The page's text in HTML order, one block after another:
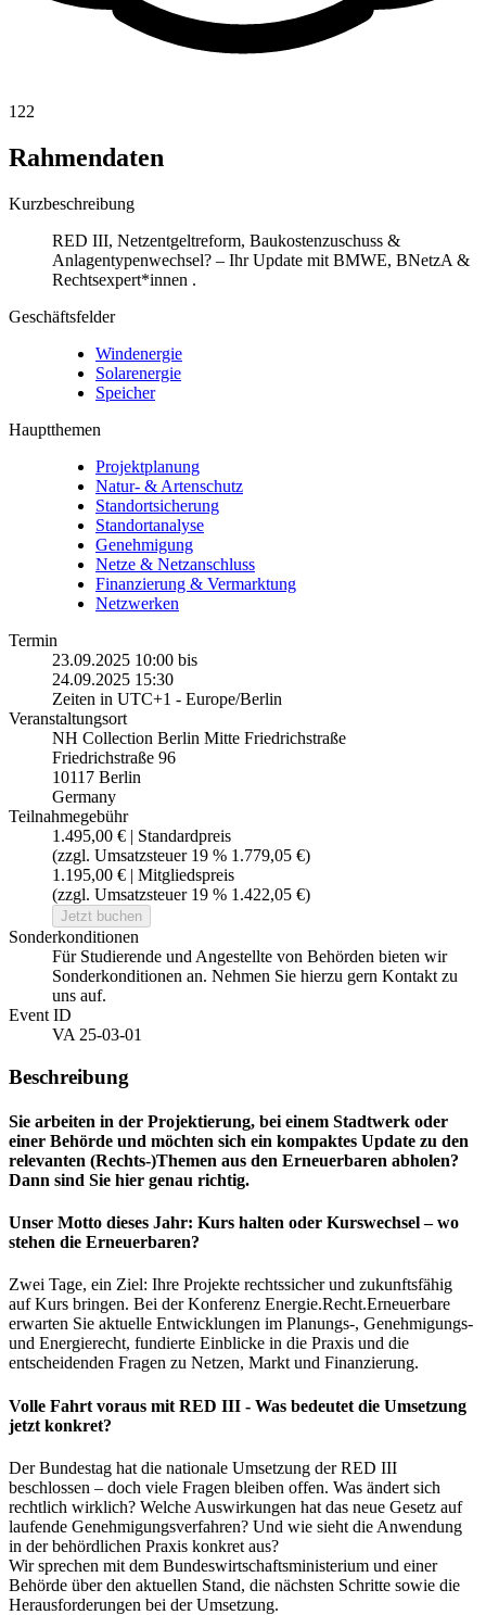
122
Rahmendaten
Kurzbeschreibung
RED III, Netzentgeltreform, Baukostenzuschuss &
Anlagentypenwechsel? – Ihr Update mit BMWE, BNetzA &
Rechtsexpert*innen .
Geschäftsfelder
Windenergie
Solarenergie
Speicher
Hauptthemen
Projektplanung
Natur- & Artenschutz
Standortsicherung
Standortanalyse
Genehmigung
Netze & Netzanschluss
Finanzierung & Vermarktung
Netzwerken
Termin
23.09.2025 10:00 bis
24.09.2025 15:30
Zeiten in UTC+1 - Europe/Berlin
Veranstaltungsort
NH Collection Berlin Mitte Friedrichstraße
Friedrichstraße 96
10117 Berlin
Germany
Teilnahmegebühr
1.495,00 € | Standardpreis
(zzgl. Umsatzsteuer 19 % 1.779,05 €)
1.195,00 € | Mitgliedspreis
(zzgl. Umsatzsteuer 19 % 1.422,05 €)
Jetzt buchen
Sonderkonditionen
Für Studierende und Angestellte von Behörden bieten wir
Sonderkonditionen an. Nehmen Sie hierzu gern Kontakt zu
uns auf.
Event ID
VA 25-03-01
Beschreibung
Sie arbeiten in der Projektierung, bei einem Stadtwerk oder
einer Behörde und möchten sich ein kompaktes Update zu den
relevanten (Rechts-)Themen aus den Erneuerbaren abholen?
Dann sind Sie hier genau richtig.
Unser Motto dieses Jahr: Kurs halten oder Kurswechsel – wo
stehen die Erneuerbaren?
Zwei Tage, ein Ziel: Ihre Projekte rechtssicher und zukunftsfähig
auf Kurs bringen. Bei der Konferenz Energie.Recht.Erneuerbare
erwarten Sie aktuelle Entwicklungen im Planungs-, Genehmigungs-
und Energierecht, fundierte Einblicke in die Praxis und die
entscheidenden Fragen zu Netzen, Markt und Finanzierung.
Volle Fahrt voraus mit RED III - Was bedeutet die Umsetzung
jetzt konkret?
Der Bundestag hat die nationale Umsetzung der RED III
beschlossen – doch viele Fragen bleiben offen. Was ändert sich
rechtlich wirklich? Welche Auswirkungen hat das neue Gesetz auf
laufende Genehmigungsverfahren? Und wie sieht die Anwendung
in der behördlichen Praxis konkret aus?
Wir sprechen mit dem Bundeswirtschaftsministerium und einer
Behörde über den aktuellen Stand, die nächsten Schritte sowie die
Herausforderungen bei der Umsetzung.